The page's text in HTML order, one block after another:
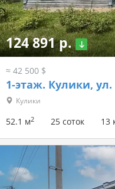
124 891 р.
≈ 42 500 $
1-этаж. Кулики, ул.
Кулики
52.1 м2 25 соток 13